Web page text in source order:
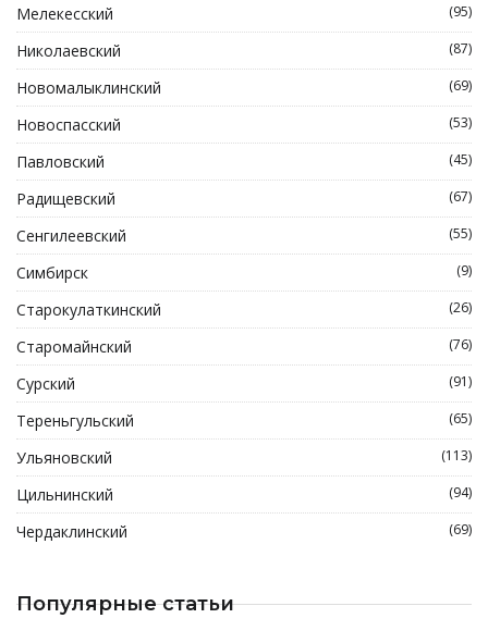
Мелекесский (95)
Николаевский (87)
Новомалыклинский (69)
Новоспасский (53)
Павловский (45)
Радищевский (67)
Сенгилеевский (55)
Симбирск (9)
Старокулаткинский (26)
Старомайнский (76)
Сурский (91)
Тереньгульский (65)
Ульяновский (113)
Цильнинский (94)
Чердаклинский (69)
Популярные статьи